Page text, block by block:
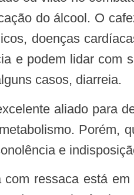
do álcool. O
doenças
e podem lidar com
casos, diarreia.
Porém,
e